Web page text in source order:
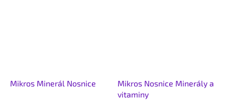
Mikros Minerál Nosnice
Mikros Nosnice Minerály a
vitaminy